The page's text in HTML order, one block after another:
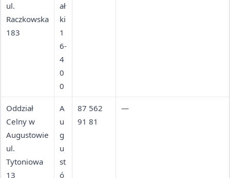
ul.
Raczkowska
183
ał
ki
1
6-
4
0
0
Oddział
Celny w
Augustowie
ul.
Tytoniowa
13
A
u
g
u
st
ó
87 562
91 81
—